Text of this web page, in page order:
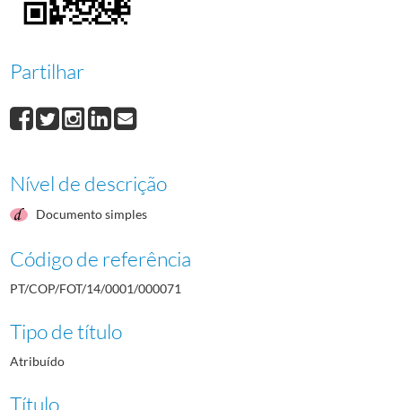
000072Francisco Duarte
000073 Não identificado
000075
Partilhar
Nível de descrição
Documento simples
Código de referência
PT/COP/FOT/14/0001/000071
Tipo de título
Atribuído
Título